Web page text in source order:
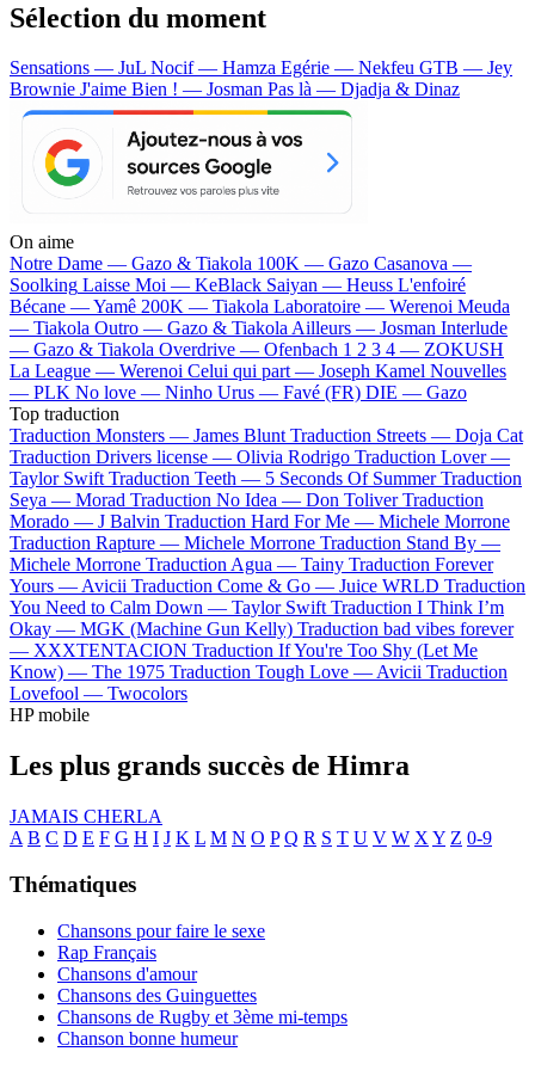
Sélection du moment
Sensations — JuL Nocif — Hamza Egérie — Nekfeu GTB — Jey
Brownie J'aime Bien ! — Josman Pas là — Djadja & Dinaz
On aime
Notre Dame — Gazo & Tiakola 100K — Gazo Casanova —
Soolking Laisse Moi — KeBlack Saiyan — Heuss L'enfoiré
Bécane —Yamê 200K — Tiakola Laboratoire — Werenoi Meuda
— Tiakola Outro — Gazo & TiakolaAilleurs — Josman Interlude
— Gazo & Tiakola Overdrive — Ofenbach 1 2 3 4 — ZOKUSH
La League — Werenoi Celui qui part — Joseph Kamel Nouvelles
— PLK No love — Ninho Urus — Favé (FR) DIE — Gazo
Top traduction
Traduction Monsters — James Blunt Traduction Streets — Doja Cat
Traduction Drivers license — Olivia Rodrigo Traduction Lover —
Taylor Swift Traduction Teeth — 5 Seconds Of Summer Traduction
Seya — Morad Traduction No Idea — Don Toliver Traduction
Morado — J Balvin Traduction Hard For Me — Michele Morrone
Traduction Rapture — Michele Morrone Traduction Stand By —
Michele Morrone Traduction Agua — Tainy Traduction Forever
Yours —Avicii Traduction Come & Go — Juice WRLD Traduction
You Need to Calm Down — Taylor Swift Traduction I Think I’m
Okay — MGK (Machine Gun Kelly) Traduction bad vibes forever
— XXXTENTACION Traduction If You're Too Shy (Let Me
Know) — The 1975 Traduction Tough Love —Avicii Traduction
Lovefool — Twocolors
HP mobile
Les plus grands succès de Himra
JAMAIS CHERLA
A B C D E F G H I J K L M N O P Q R S T U V W X Y Z 0-9
Thématiques
Chansons pour faire le sexe
Rap Français
Chansons d'amour
Chansons des Guinguettes
Chansons de Rugby et 3ème mi-temps
Chanson bonne humeur